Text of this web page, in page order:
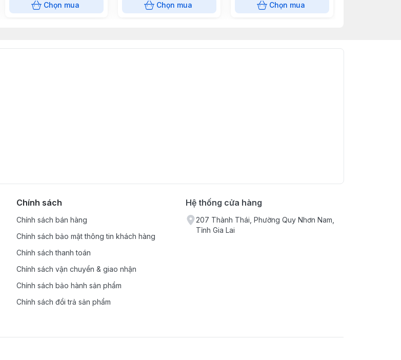
Chọn mua Chọn mua Chọn mua
Chính sách
Chính sách bán hàng
Chính sách bảo mật thông tin khách hàng
Chính sách thanh toán
Chính sách vận chuyển & giao nhận
Chính sách bảo hành sản phẩm
Chính sách đổi trả sản phẩm
Hệ thống cửa hàng
207 Thành Thái, Phường Quy Nhơn Nam,
Tỉnh Gia Lai